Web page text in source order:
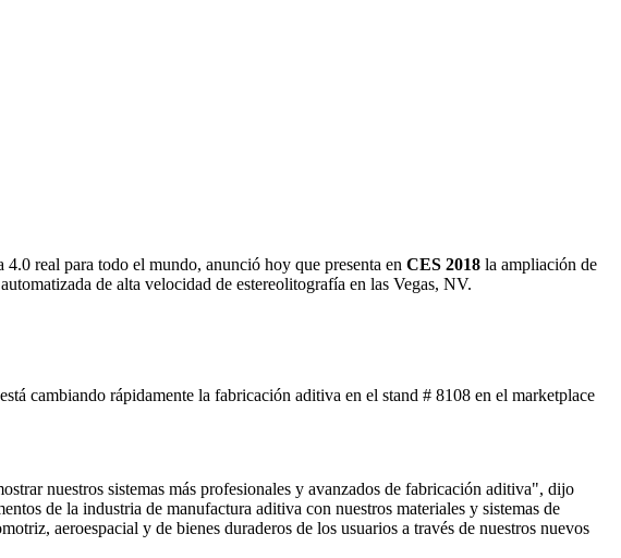
real para todo el mundo, anunció hoy que presenta en CES 2018 la ampliación de
de alta velocidad de estereolitografía en las Vegas, NV.
cambiando rápidamente la fabricación aditiva en el stand # 8108 en el marketplace
nuestros sistemas más profesionales y avanzados de fabricación aditiva", dijo
de la industria de manufactura aditiva con nuestros materiales y sistemas de
aeroespacial y de bienes duraderos de los usuarios a través de nuestros nuevos